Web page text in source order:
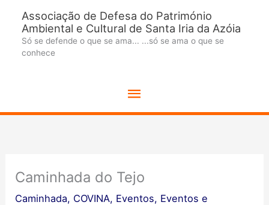
conteúdo
Associação de Defesa do Património
Ambiental e Cultural de Santa Iria da Azóia
Só se defende o que se ama... ...só se ama o que se
conhece
Menu
principal
Caminhada do Tejo
Caminhada, COVINA, Eventos, Eventos e